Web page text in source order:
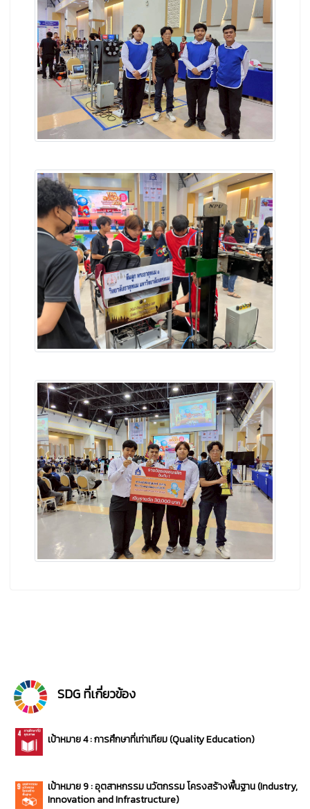
SDG ที่เกี่ยวข้อง
เป้าหมาย 4 : การศึกษาที่เท่าเทียม (Quality Education)
เป้าหมาย 9 : อุตสาหกรรม นวัตกรรม โครงสร้างพื้นฐาน (Industry,
Innovation and Infrastructure)